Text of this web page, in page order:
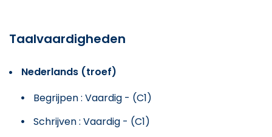
Taalvaardigheden
Nederlands (troef)
Begrijpen : Vaardig - (C1)
Schrijven : Vaardig - (C1)